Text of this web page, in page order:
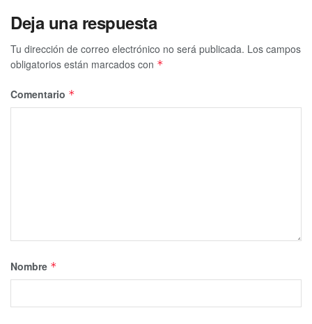
Deja una respuesta
Tu dirección de correo electrónico no será publicada. Los campos
obligatorios están marcados con *
Comentario *
Nombre *